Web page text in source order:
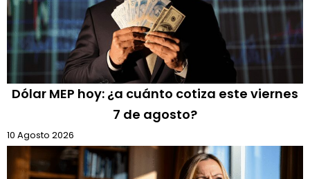
Dólar MEP hoy: ¿a cuánto cotiza este viernes
7 de agosto?
10 Agosto 2026